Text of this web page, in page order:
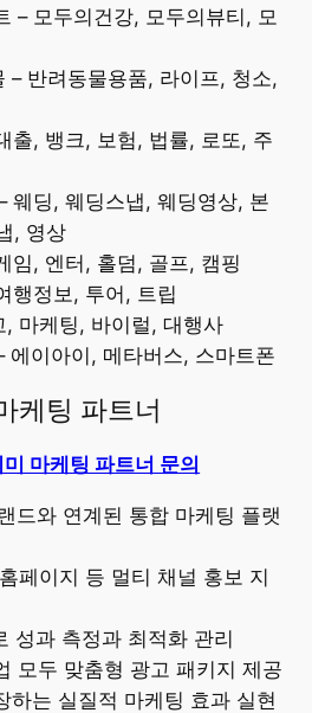
– 모두의건강, 모두의뷰티, 모
– 반려동물용품, 라이프, 청소,
출, 뱅크, 보험, 법률, 로또, 주
웨딩, 웨딩스냅, 웨딩영상, 본
, 영상
임, 엔터, 홀덤, 골프, 캠핑
행정보, 투어, 트립
, 마케팅, 바이럴, 대행사
에이아이, 메타버스, 스마트폰
케팅 파트너
마케팅 파트너 문의
드와 연계된 통합 마케팅 플랫
홈페이지 등 멀티 채널 홍보 지
성과 측정과 최적화 관리
모두 맞춤형 광고 패키지 제공
하는 실질적 마케팅 효과 실현